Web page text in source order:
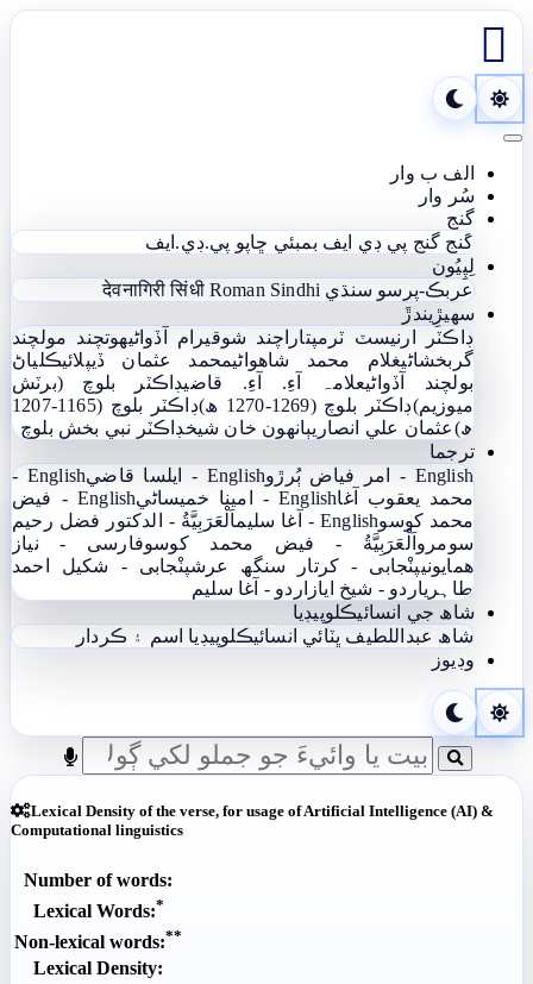

Toggle navigation
الف ب وار
سُر وار
گنج
گنج گنج پي ڊي ايف بمبئي ڇاپو پي.ڊي.ايف
لِپِيُون
عربڪ-پرسو سنڌي
देवनागिरी सिंधी Roman Sindhi
سھيڙِيندڙَ
ڊاڪٽر ارنيسٽ ٽرمپتاراچند شوقيرام آڏواڻيھوتچند مولچند
گربخشاڻيغلام محمد شاھواڻيمحمد عثمان ڏيپلائيڪلياڻ
بولچند آڏواڻيعلامہ آءِ. آءِ. قاضيڊاڪٽر بلوچ (برٽش
ميوزيم)ڊاڪٽر بلوچ (1269-1270 ھ)
ڊاڪٽر بلوچ (1165-1207
ھ)عثمان علي انصاريٻانهون خان شيخڊاڪٽر نبي بخش بلوچ
ترجما
English - امر فياض ٻُرڙو
English - ايلسا قاضي
English -
محمد يعقوب آغاEnglish - امينا خميساڻي
English - فيض
محمد کوسوEnglish - آغا سليم
اَلْعَرَبِيَّةُ - الدکتور فضل رحیم
سومرو اَلْعَرَبِيَّةُ - فيض محمد کوسوفارسی - نياز
ھمايونيپنْجابی - کرتار سنگھ عرشپنْجابی - شکیل احمد
طاہریاردو - شيخ اياز اردو - آغا سليم
شاھ جي انسائيڪلوپيڊيا
شاھ عبداللطيف ڀٽائي انسائيڪلوپيڊيا اسم ۽ ڪردار
وڊيوز
Lexical Density of the verse, for usage of Artificial Intelligence (AI) &
Computational linguistics
Number of words:
Lexical Words:*
Non-lexical words:**
Lexical Density: